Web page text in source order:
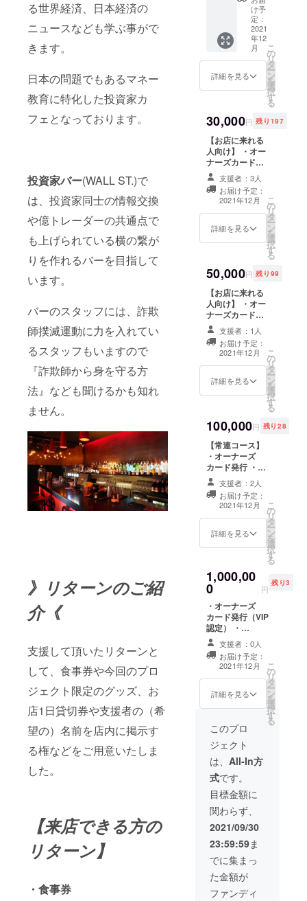
る世界経済、日本経済の
ニュースなども学ぶ事がで
きます。
日本の問題でもあるマネー
教育に特化した投資家カ
フェとなっております。
投資家バー(WALL ST.)で
は、投資家同士の情報交換
や億トレーダーの共通点で
も上げられている横の繋が
りを作れるバーを目指して
います。
バーのスタッフには、詐欺
師撲滅運動に力を入れてい
るスタッフもいますので
『詐欺師から身を守る方
法』なども聞けるかも知れ
ません。
》リターンのご紹
介《
支援して頂いたリターンと
して、食事券や今回のプロ
ジェクト限定のグッズ、お
店1日貸切券や支援者の（希
望の）名前を店内に掲示す
る権などをご用意いたしま
した。
【来店できる方の
リターン】
・食事券
考欄に
掲載希
望のお
名前
と、ど
ちらの
お店で
記入く
ださ
い。
で支援
者様の
お名前
を掲載
させて
いただ
きま
す。 備
望のお
名前
と、ど
ちらの
お店で
たい
か、ご
記入く
ださ
い。 ・
発行
（割引
対象外
のカー
ドとな
りま
す） ・
オープ
ン記念
ノベル
ティ
①.②か
提供致
します
ので、
ご選択
くださ
い。 ①
ランチ
iCAFE
②Tシャ
ST．
（Tシャ
ツとロ
ゴバッ
クセッ
ト）
け予
定：
2021
年12
月
詳細を見る
こ
の
リ
タ
ー
ン
を
選
択
す
る
30,000円 残り197
【お店に来れる
人向け】 ・オー
ナーズカード発
行 ・5％off（有
効期限：6ヶ月）
・店舗内にオー
ナーの名前を展
示 iCAFFか
WALL ST.店内で
備考欄に掲載希
望のお名前と、
どちらのお店で
掲載したいか、
ご記入くださ
い。 ・シャンパ
ンor ノンアル
コールシャンパ
ンご提供（1万円
供）
支援者：3人
お届け予定：
2021年12月
詳細を見る
こ
の
リ
タ
ー
ン
を
選
択
す
る
50,000円 残り99
【お店に来れる
人向け】 ・オー
ナーズカード発
行 ・5％off（有
効期限：1年間）
・店舗内にオー
ナーの名前を展
示 iCAFFか
WALL ST.店内で
備考欄に掲載希
望のお名前と、
どちらのお店で
掲載したいか、
ご記入くださ
い。 ・シャンパ
ンor ノンアル
コールシャンパ
ンご提供（3万円
供）
支援者：1人
お届け予定：
2021年12月
詳細を見る
こ
の
リ
タ
ー
ン
を
選
択
す
る
100,000円 残り28
【常連コース】
・オーナーズ
カード発行 ・
10％off（有効期
限：1年間） ・
店舗内にオー
ナーのお名前を
展示（中）
iCAFFかWALL
ST.店内で支援者
きます。 備考欄
に掲載希望のお
のお店で掲載し
たいか、ご記入
ください。 ・
シャンパンor ノ
ンアルコール
シャンパンご提
供（6万円相当を
オープン記念ノ
ベルティグッズ2
ンチバック
iCAFE ②Tシャ
ツ WALL ST．
・「コラボメ
ニューを考える
権利」もしくは
「1日店長券」
（日程はこちら
の方からご連絡
致します）
支援者：2人
お届け予定：
2021年12月
詳細を見る
こ
の
リ
タ
ー
ン
を
選
択
す
る
1,000,00
0 円
残り3
・オーナーズ
カード発行（VIP
認定） ・
10％off（お店が
存続する限り有
効） ・店舗内に
オーナーの名前
を展示（サイズ
大） iCAFFか
WALL ST.店内で
前を掲載させて
(備考欄に掲載希
望のお名前と、
どちらのお店で
掲載したいか、
ご記入くださ
い。) ・シャンパ
ンor ノンアル
コールシャンパ
相当をお店で提
供） ・お名前入
り専用グラスご
提供(※必ず備考
欄にご希望のお
支援者：0人
お届け予定：
2021年12月
詳細を見る
こ
の
リ
タ
ー
ン
を
選
択
す
る
このプロ
ジェクト
は、 All-In方
式です。
目標金額に
関わらず、
2021/09/30
23:59:59ま
でに集まっ
た金額が
ファンディ